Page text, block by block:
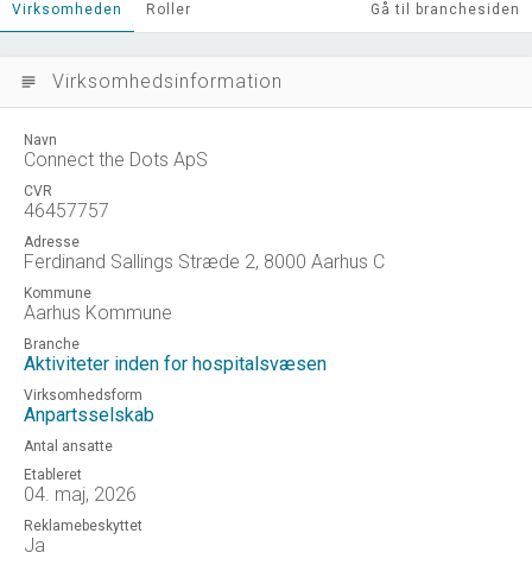
Virksomheden Roller Gå til branchesiden
subject Virksomhedsinformation
Navn
Connect the Dots ApS
CVR
46457757
Adresse
Ferdinand Sallings Stræde 2, 8000 Aarhus C
Kommune
Aarhus Kommune
Branche
Aktiviteter inden for hospitalsvæsen
Virksomhedsform
Anpartsselskab
Antal ansatte
Etableret
04. maj, 2026
Reklamebeskyttet
Ja